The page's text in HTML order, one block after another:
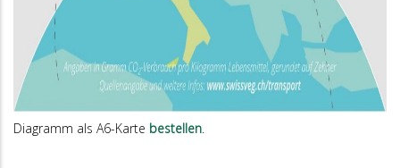
Diagramm als A6-Karte bestellen